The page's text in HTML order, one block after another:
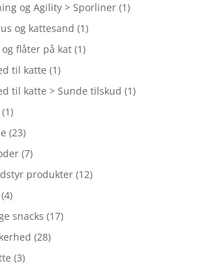
og Agility > Sporliner (1)
og kattesand (1)
flåter på kat (1)
til katte (1)
til katte > Sunde tilskud (1)
(1)
(23)
(7)
produkter (12)
(4)
snacks (17)
(28)
(3)